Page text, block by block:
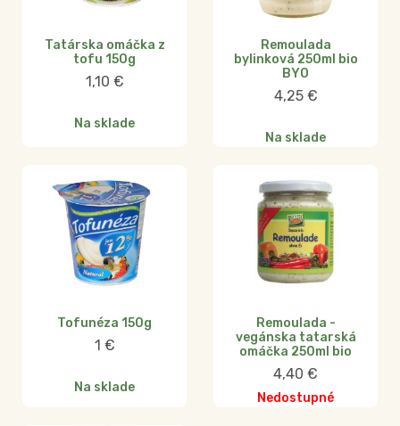
Tatárska omáčka z
tofu 150g
1,10 €
Na sklade
Remoulada
bylinková 250ml bio
BYO
4,25 €
Na sklade
Tofunéza 150g
1 €
Na sklade
Remoulada -
vegánska tatarská
omáčka 250ml bio
4,40 €
Nedostupné